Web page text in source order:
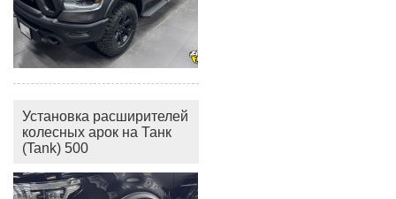
Установка расширителей
колесных арок на Танк
(Tank) 500